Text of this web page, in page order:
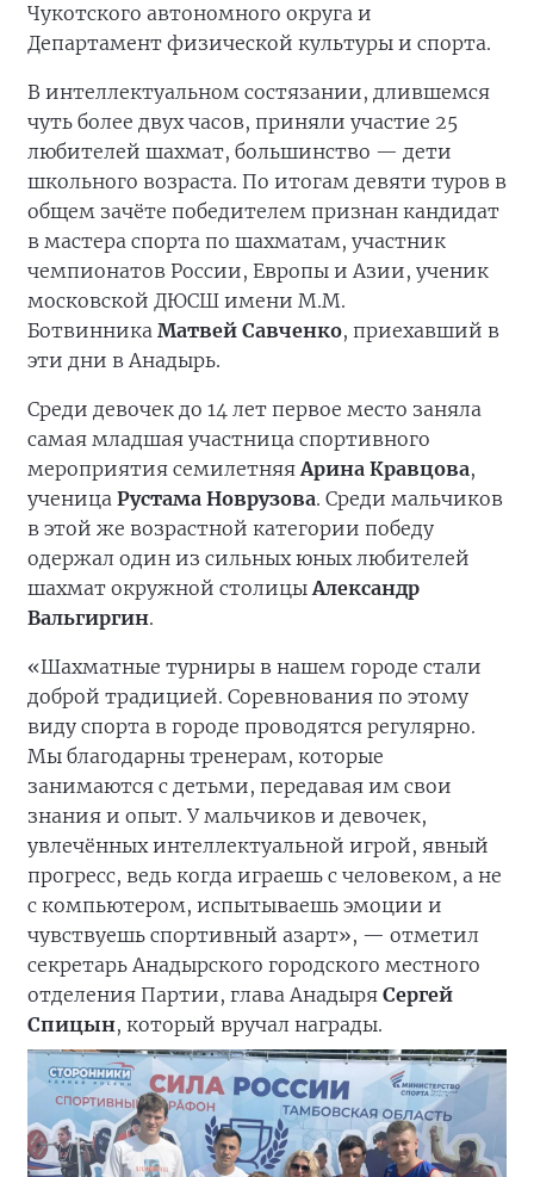
Чукотского автономного округа и
Департамент физической культуры и спорта.
В интеллектуальном состязании, длившемся
чуть более двух часов, приняли участие 25
любителей шахмат, большинство — дети
школьного возраста. По итогам девяти туров в
общем зачёте победителем признан кандидат
в мастера спорта по шахматам, участник
чемпионатов России, Европы и Азии, ученик
московской ДЮСШ имени М.М.
Ботвинника Матвей Савченко, приехавший в
эти дни в Анадырь.
Среди девочек до 14 лет первое место заняла
самая младшая участница спортивного
мероприятия семилетняяАрина Кравцова,
ученица Рустама Новрузова. Среди мальчиков
в этой же возрастной категории победу
одержал один из сильных юных любителей
шахмат окружной столицыАлександр
Вальгиргин.
«Шахматные турниры в нашем городе стали
доброй традицией. Соревнования по этому
виду спорта в городе проводятся регулярно.
Мы благодарны тренерам, которые
занимаются с детьми, передавая им свои
знания и опыт. У мальчиков и девочек,
увлечённых интеллектуальной игрой, явный
прогресс, ведь когда играешь с человеком, а не
с компьютером, испытываешь эмоции и
чувствуешь спортивный азарт», — отметил
секретарь Анадырского городского местного
отделения Партии, глава Анадыря Сергей
Спицын, который вручал награды.